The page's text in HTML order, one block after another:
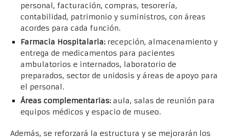
personal, facturación, compras, tesorería,
contabilidad, patrimonio y suministros, con áreas
acordes para cada función.
Farmacia Hospitalaria: recepción, almacenamiento y
entrega de medicamentos para pacientes
ambulatorios e internados, laboratorio de
preparados, sector de unidosis y áreas de apoyo para
el personal.
Áreas complementarias: aula, salas de reunión para
equipos médicos y espacio de museo.
Además, se reforzará la estructura y se mejorarán los